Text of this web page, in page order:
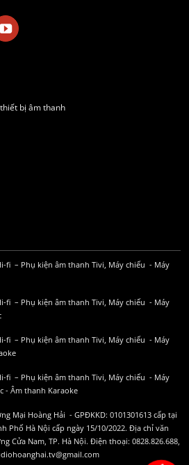
bị âm thanh
fi – Phụ kiện âm thanh Tivi, Máy chiếu - Máy
fi – Phụ kiện âm thanh Tivi, Máy chiếu - Máy
fi – Phụ kiện âm thanh Tivi, Máy chiếu - Máy
fi – Phụ kiện âm thanh Tivi, Máy chiếu - Máy
- Âm thanh Karaoke
Mại Hoàng Hải - GPĐKKD: 0101301613 cấp tại
Phố Hà Nội cấp ngày 15/10/2022. Địa chỉ văn
Cửa Nam, TP. Hà Nội. Điện thoại: 0828.826.688,